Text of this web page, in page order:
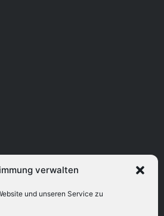
verwalten
und unseren Service zu